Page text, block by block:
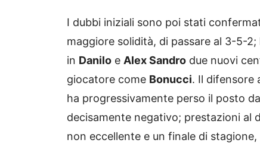
I dubbi iniziali sono poi stati
maggiore solidità, di passare al 3-5-2;
in Danilo e Alex Sandro due nuovi
giocatore come Bonucci. Il difensore
ha progressivamente perso il posto
decisamente negativo; prestazioni al
non eccellente e un finale di